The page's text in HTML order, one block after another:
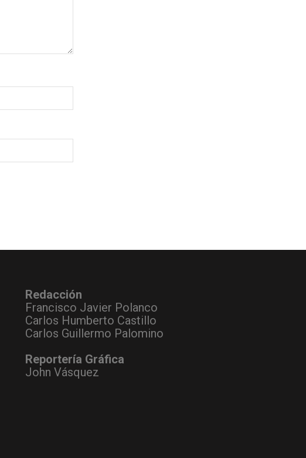
Redacción
Francisco Javier Polanco
Carlos Humberto Castillo
Carlos Guillermo Palomino
Reportería Gráfica
John Vásquez